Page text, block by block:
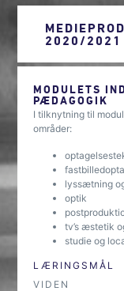
2020/2021
MODULETS
PÆDAGOGIK
I tilknytning til
områder:
lyssætning
optik
tv’s æstetik
studie og
LÆRINGSMÅL
VIDEN